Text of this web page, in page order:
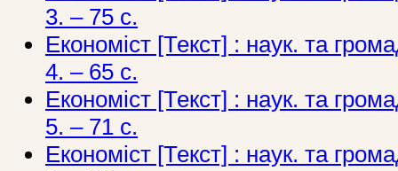
3. – 75 c.
Економіст [Текст] : наук. та
4. – 65 c.
Економіст [Текст] : наук. та
5. – 71 c.
Економіст [Текст] : наук. та